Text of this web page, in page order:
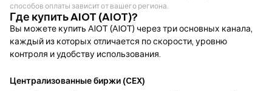
способов оплаты зависит от вашего региона.
Где купить AIOT (AIOT)?
Вы можете купить AIOT (AIOT) через три основных канала,
каждый из которых отличается по скорости, уровню
контроля и удобству использования.
Централизованные биржи (CEX)